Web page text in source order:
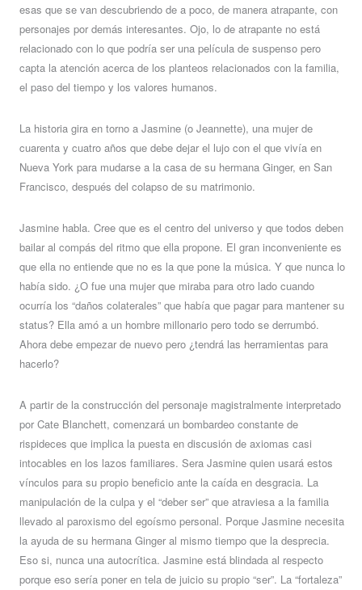
esas que se van descubriendo de a poco, de manera atrapante, con
personajes por demás interesantes. Ojo, lo de atrapante no está
relacionado con lo que podría ser una película de suspenso pero
capta la atención acerca de los planteos relacionados con la familia,
el paso del tiempo y los valores humanos.
La historia gira en torno a Jasmine (o Jeannette), una mujer de
cuarenta y cuatro años que debe dejar el lujo con el que vivía en
Nueva York para mudarse a la casa de su hermana Ginger, en San
Francisco, después del colapso de su matrimonio.
Jasmine habla. Cree que es el centro del universo y que todos deben
bailar al compás del ritmo que ella propone. El gran inconveniente es
que ella no entiende que no es la que pone la música. Y que nunca lo
había sido. ¿O fue una mujer que miraba para otro lado cuando
ocurría los “daños colaterales” que había que pagar para mantener su
status? Ella amó a un hombre millonario pero todo se derrumbó.
Ahora debe empezar de nuevo pero ¿tendrá las herramientas para
hacerlo?
A partir de la construcción del personaje magistralmente interpretado
por Cate Blanchett, comenzará un bombardeo constante de
rispideces que implica la puesta en discusión de axiomas casi
intocables en los lazos familiares. Sera Jasmine quien usará estos
vínculos para su propio beneficio ante la caída en desgracia. La
manipulación de la culpa y el “deber ser” que atraviesa a la familia
llevado al paroxismo del egoísmo personal. Porque Jasmine necesita
la ayuda de su hermana Ginger al mismo tiempo que la desprecia.
Eso si, nunca una autocrítica. Jasmine está blindada al respecto
porque eso sería poner en tela de juicio su propio “ser”. La “fortaleza”